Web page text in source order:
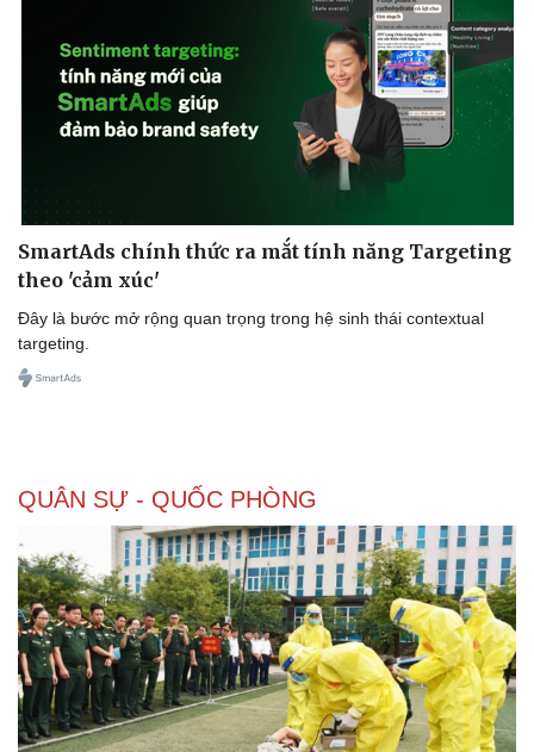
SmartAds chính thức ra mắt tính năng Targeting
theo 'cảm xúc'
Đây là bước mở rộng quan trọng trong hệ sinh thái contextual
targeting.
QUÂN SỰ - QUỐC PHÒNG